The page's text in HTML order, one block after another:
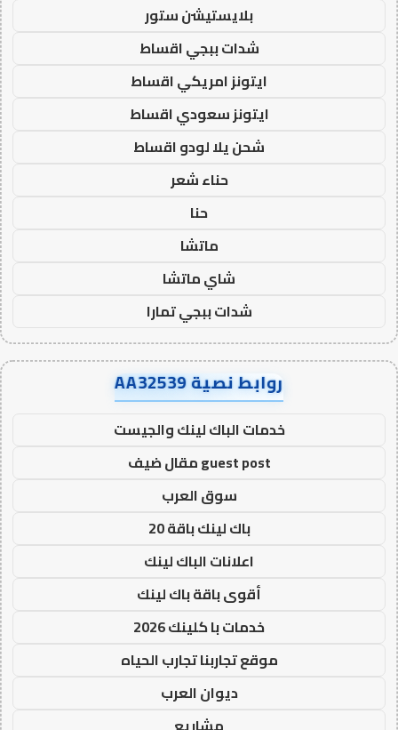
بلايستيشن ستور
شدات ببجي اقساط
ايتونز امريكي اقساط
ايتونز سعودي اقساط
شحن يلا لودو اقساط
حناء شعر
حنا
ماتشا
شاي ماتشا
شدات ببجي تمارا
روابط نصية AA32539
خدمات الباك لينك والجيست
guest post مقال ضيف
سوق العرب
باك لينك باقة 20
اعلانات الباك لينك
أقوى باقة باك لينك
خدمات با كلينك 2026
موقع تجاربنا تجارب الحياه
ديوان العرب